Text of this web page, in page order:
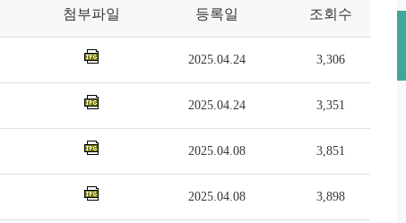
첨부파일 등록일 조회수
2025.04.24 3,306
2025.04.24 3,351
2025.04.08 3,851
2025.04.08 3,898